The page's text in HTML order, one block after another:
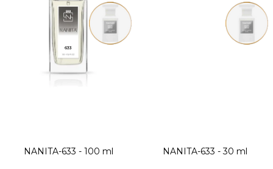
NANITA-633 - 100 ml NANITA-633 - 30 ml